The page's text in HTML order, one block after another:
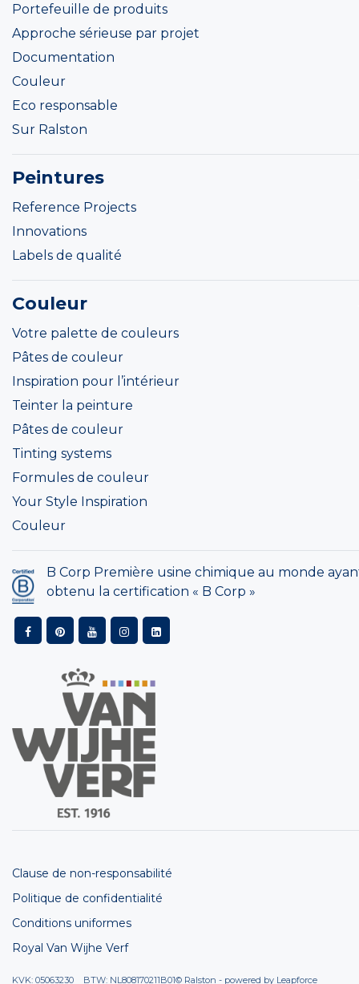
Portefeuille de produits
Approche sérieuse par projet
Documentation
Couleur
Eco responsable
Sur Ralston
Peintures
Reference Projects
Innovations
Labels de qualité
Couleur
Votre palette de couleurs
Pâtes de couleur
Inspiration pour l’intérieur
Teinter la peinture
Pâtes de couleur
Tinting systems
Formules de couleur
Your Style Inspiration
Couleur
B Corp Première usine chimique au monde
obtenu la certification « B Corp »
Clause de non-responsabilité
Politique de confidentialité
Conditions uniformes
Royal Van Wijhe Verf
KVK: 05063230 BTW: NL808170211B01© Ralston - powered by Leapforce